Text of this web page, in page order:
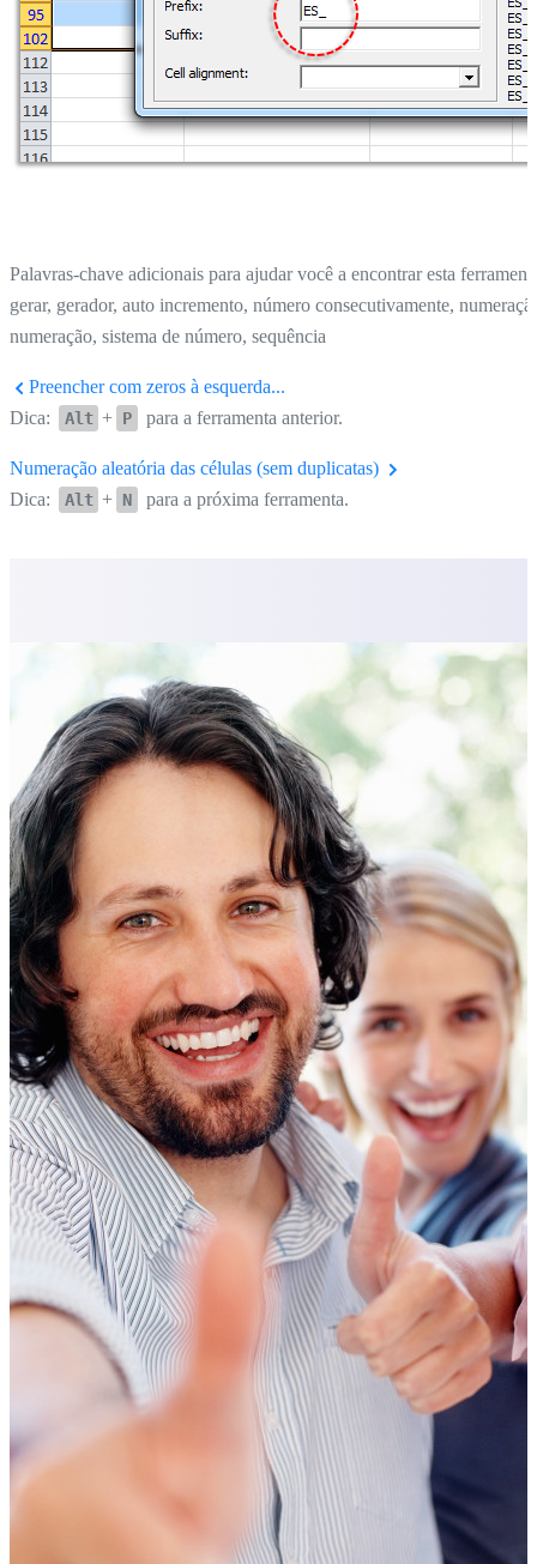
Palavras-chave adicionais para ajudar você a encontrar esta
gerar, gerador, auto incremento, número consecutivamente,
numeração, sistema de número, sequência
Preencher com zeros à esquerda...
Dica:
Alt + P para a ferramenta anterior.
Numeração aleatória das células (sem duplicatas)
Dica:
Alt + N para a próxima ferramenta.